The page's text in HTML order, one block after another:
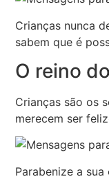
Crianças nunca
sabem que é
O reino
Crianças são os
merecem ser
Parabenize a